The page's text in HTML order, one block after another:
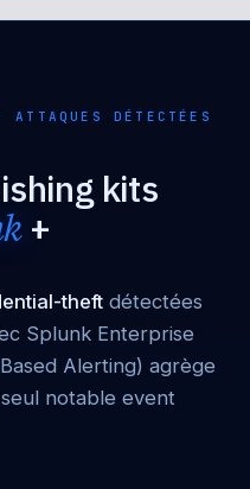
DÉTECTÉES
kits
+
theft détectées
Splunk Enterprise
Alerting) agrège
notable event